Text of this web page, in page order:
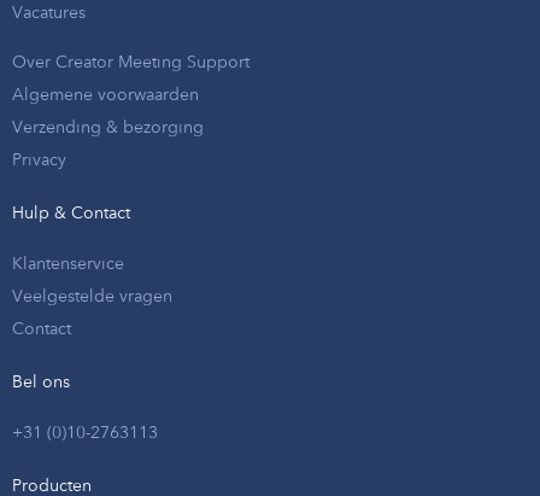
Vacatures
Over Creator Meeting Support
Algemene voorwaarden
Verzending & bezorging
Privacy
Hulp & Contact
Klantenservice
Veelgestelde vragen
Contact
Bel ons
+31 (0)10-2763113
Producten